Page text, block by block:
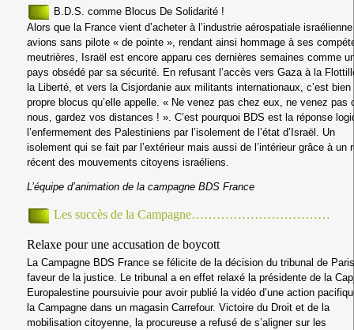
B.D.S. comme Blocus De Solidarité !
Alors que la France vient d’acheter à l’industrie aérospatiale israélienne
avions sans pilote « de pointe », rendant ainsi hommage à ses
meutrières, Israël est encore apparu ces dernières semaines comme
pays obsédé par sa sécurité. En refusant l’accès vers Gaza à la
la Liberté, et vers la Cisjordanie aux militants internationaux, c’est bien
propre blocus qu’elle appelle. « Ne venez pas chez eux, ne venez pas
nous, gardez vos distances ! ». C’est pourquoi BDS est la réponse
l’enfermement des Palestiniens par l’isolement de l’état d’Israël. Un
isolement qui se fait par l’extérieur mais aussi de l’intérieur grâce à un
récent des mouvements citoyens israéliens.
L’équipe d’animation de la campagne BDS France
Les succès de la Campagne……………………………
Relaxe pour une accusation de boycott
La Campagne BDS France se félicite de la décision du tribunal de
faveur de la justice. Le tribunal a en effet relaxé la présidente de la
Europalestine poursuivie pour avoir publié la vidéo d’une action
la Campagne dans un magasin Carrefour. Victoire du Droit et de la
mobilisation citoyenne, la procureuse a refusé de s’aligner sur les